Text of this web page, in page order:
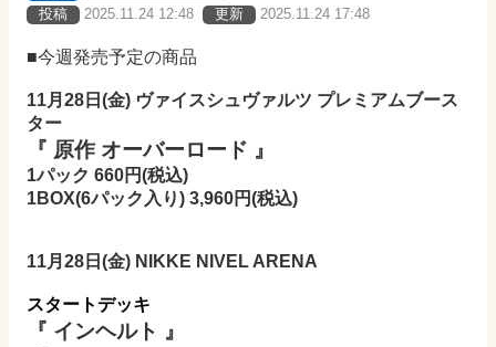
投稿
2025.11.24 12:48 更新 2025.11.24 17:48
■今週発売予定の商品
11月28日(金) ヴァイスシュヴァルツ プレミアムブース
ター
『 原作 オーバーロード 』
1パック 660円(税込)
1BOX(6パック入り) 3,960円(税込)
11月28日(金) NIKKE NIVEL ARENA
スタートデッキ
『 インヘルト 』